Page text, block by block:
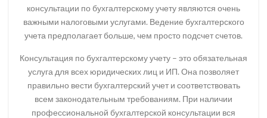
консультации по бухгалтерскому учету являются очень
важными налоговыми услугами. Ведение бухгалтерского
учета предполагает больше, чем просто подсчет счетов.
Консультация по бухгалтерскому учету – это обязательная
услуга для всех юридических лиц и ИП. Она позволяет
правильно вести бухгалтерский учет и соответствовать
всем законодательным требованиям. При наличии
профессиональной бухгалтерской консультации вся